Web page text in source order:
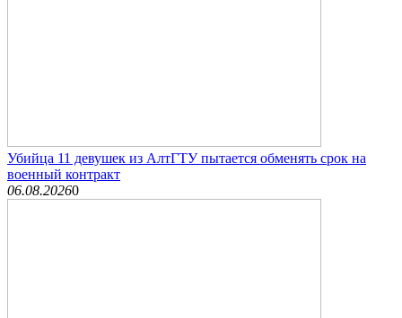
Убийца 11 девушек из АлтГТУ пытается обменять срок на
военный контракт
06.08.20260